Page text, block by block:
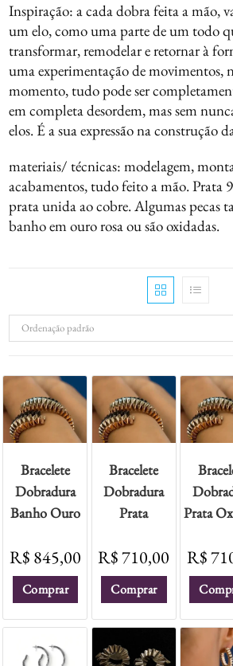
Inspiração: a cada dobra feita a mão,
um elo, como uma parte de um todo
transformar, remodelar e retornar à
uma experimentação de movimentos,
momento, tudo pode ser
em completa desordem, mas sem
elos. É a sua expressão na construção
materiais/ técnicas: modelagem,
acabamentos, tudo feito a mão. Prata
prata unida ao cobre. Algumas pecas
banho em ouro rosa ou são oxidadas.
Ordenação padrão
Bracelete
Dobradura
Banho Ouro
R$ 845,00
Comprar
Bracelete
Dobradura
Prata
R$ 710,00
Comprar
Prata
R$